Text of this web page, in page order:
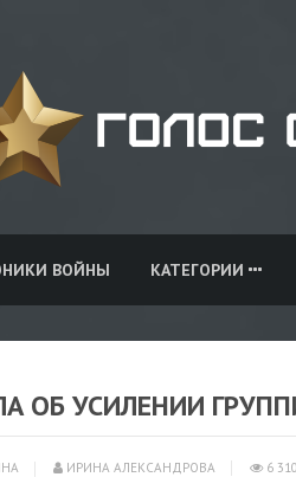
ВОЙНЫ КАТЕГОРИИ
ОБ УСИЛЕНИИ
ИРИНА АЛЕКСАНДРОВА 6 310